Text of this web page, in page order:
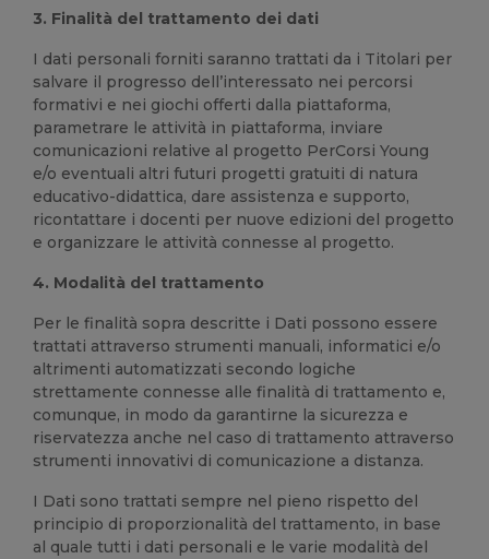
3. Finalità del trattamento dei dati
I dati personali forniti saranno trattati da i Titolari per
salvare il progresso dell’interessato nei percorsi
formativi e nei giochi offerti dalla piattaforma,
parametrare le attività in piattaforma, inviare
comunicazioni relative al progetto PerCorsi Young
e/o eventuali altri futuri progetti gratuiti di natura
educativo-didattica, dare assistenza e supporto,
ricontattare i docenti per nuove edizioni del progetto
e organizzare le attività connesse al progetto.
4. Modalità del trattamento
Per le finalità sopra descritte i Dati possono essere
trattati attraverso strumenti manuali, informatici e/o
altrimenti automatizzati secondo logiche
strettamente connesse alle finalità di trattamento e,
comunque, in modo da garantirne la sicurezza e
riservatezza anche nel caso di trattamento attraverso
strumenti innovativi di comunicazione a distanza.
I Dati sono trattati sempre nel pieno rispetto del
principio di proporzionalità del trattamento, in base
al quale tutti i dati personali e le varie modalità del